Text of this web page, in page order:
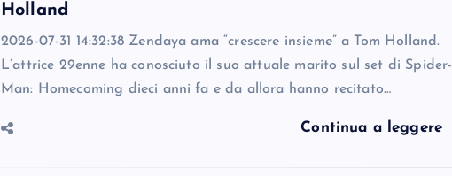
Holland
2026-07-31 14:32:38 Zendaya ama “crescere insieme” a Tom Holland.
L’attrice 29enne ha conosciuto il suo attuale marito sul set di Spider-
Man: Homecoming dieci anni fa e da allora hanno recitato…
Continua a leggere